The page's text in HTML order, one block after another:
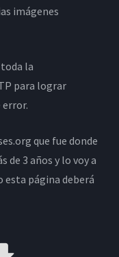
imágenes
la
para lograr
que fue donde
de 3 años y lo voy a
página deberá